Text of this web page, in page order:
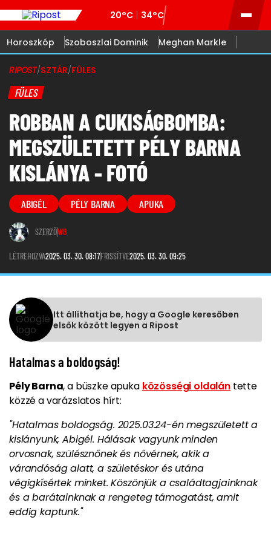
20°C 34°C
Horoszkóp Szoboszlai Dominik Meghan Markle
RIPOST/SZTÁR/FÜLES
FÜLES
ROBBAN A CUKISÁGBOMBA:
MEGSZÜLETETT PÉLY BARNA
KISLÁNYA - FOTÓ
ABIGÉL PÉLY BARNA APUKA
SZERZŐWB
LÉTREHOZVA2025. 03. 30. 08:17FRISSÍTVE2025. 03. 30. 09:25
Itt állíthatja be, hogy a Google keresőben
elsők között legyen a Ripost
Hatalmas a boldogság!
Pély Barna, a büszke apuka közösségi oldalántette
közzé a varázslatos hírt:
"Hatalmas boldogság. 2025.03.24-én megszületett a
kislányunk, Abigél. Hálásak vagyunk minden
orvosnak, szülésznőnek és nővérnek, akik a
várandóság alatt, a születéskor és utána
végigkísértek minket. Köszönjük a családtagjainknak
és a barátainknak a rengeteg támogatást, amit
eddig kaptunk."